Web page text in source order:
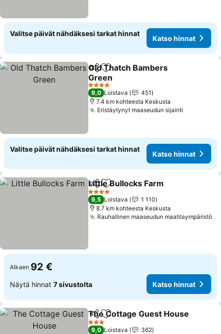
Valitse päivät nähdäksesi tarkat hinnat
Katso hinnat
Jaa Lisää suosikkeihin
Old Thatch Bambers
Green
4 Tähtiluokitus
9,0 Loistava
451
7.4 km kohteesta Keskusta
Eristäytynyt maaseudun sijainti
Valitse päivät nähdäksesi tarkat hinnat
Katso hinnat
Jaa Lisää suosikkeihin
Little Bullocks Farm
4 Tähtiluokitus
9,5 Loistava
1 110
8.7 km kohteesta Keskusta
Rauhallinen maaseudun maatilaympäristö
Alkaen 92 €
Näytä hinnat 7 sivustolta Katso hinnat
Jaa Lisää suosikkeihin
The Cottage Guest House
3 Tähtiluokitus
9,0 Loistava
362